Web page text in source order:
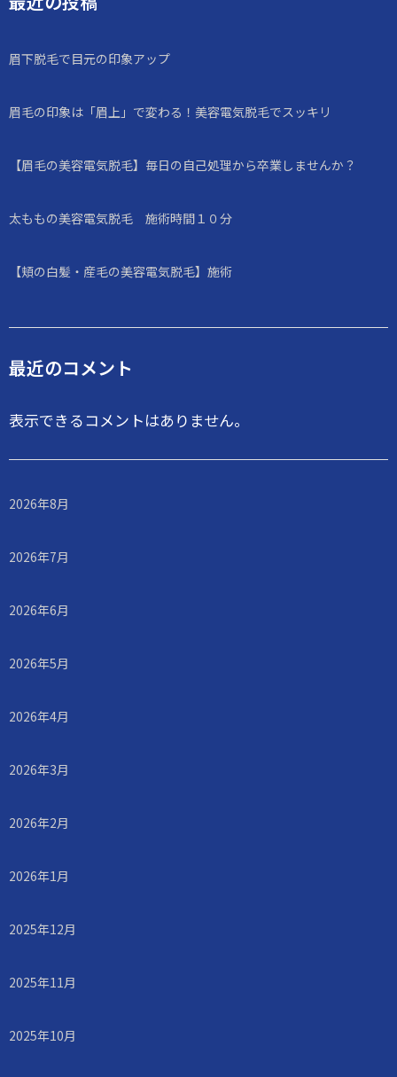
眉下脱毛で目元の印象アップ
眉毛の印象は「眉上」で変わる！美容電気脱毛でスッキリ
【眉毛の美容電気脱毛】毎日の自己処理から卒業しませんか？
太ももの美容電気脱毛 施術時間１０分
【頬の白髪・産毛の美容電気脱毛】施術
最近のコメント
表示できるコメントはありません。
2026年8月
2026年7月
2026年6月
2026年5月
2026年4月
2026年3月
2026年2月
2026年1月
2025年12月
2025年11月
2025年10月